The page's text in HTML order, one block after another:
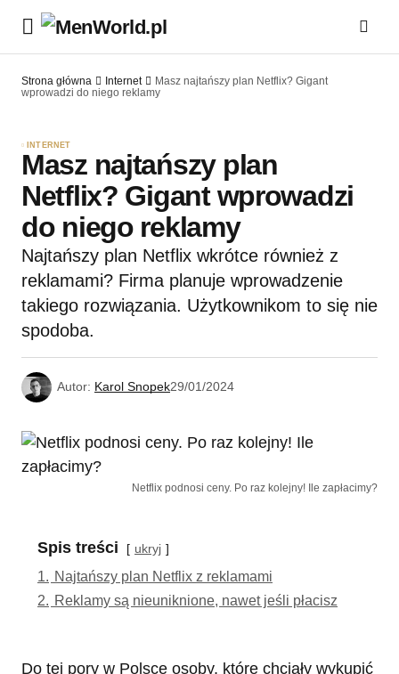
Strona główna Internet
Masz najtańszy plan Netflix? Gigant
wprowadzi do niego reklamy
INTERNET
Masz najtańszy plan
Netflix? Gigant wprowadzi
do niego reklamy
Najtańszy plan Netflix wkrótce również z
reklamami? Firma planuje wprowadzenie
takiego rozwiązania. Użytkownikom to się nie
spodoba.
Autor: Karol Snopek29/01/2024
Netflix podnosi ceny. Po raz kolejny! Ile zapłacimy?
Spis treści ukryj
1. Najtańszy plan Netflix z reklamami
2. Reklamy są nieuniknione, nawet jeśli płacisz
Do tej pory w Polsce osoby, które chciały wykupić